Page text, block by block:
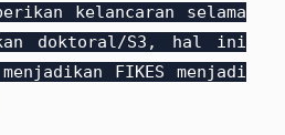
kelancaran selama
doktoral/S3, hal ini
FIKES menjadi